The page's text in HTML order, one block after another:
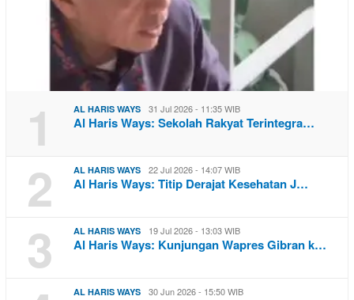
1 AL HARIS WAYS 31 Jul 2026 - 11:35 WIB
Al Haris Ways: Sekolah Rakyat Terintegra…
2 AL HARIS WAYS 22 Jul 2026 - 14:07 WIB
Al Haris Ways: Titip Derajat Kesehatan J…
3 AL HARIS WAYS 19 Jul 2026 - 13:03 WIB
Al Haris Ways: Kunjungan Wapres Gibran k…
AL HARIS WAYS 30 Jun 2026 - 15:50 WIB